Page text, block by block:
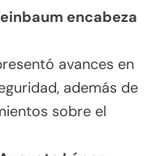
encabeza
avances en
además de
sobre el